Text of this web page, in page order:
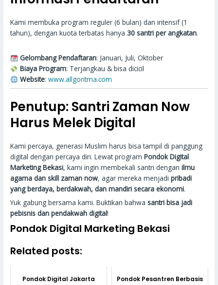
Kami membuka program reguler (6 bulan) dan intensif (1
tahun), dengan kuota terbatas hanya30 santri per angkatan.
Gelombang Pendaftaran: Januari, Juli, Oktober
Biaya Program: Terjangkau & bisa dicicil
Website: www.allgoritma.com
Penutup: Santri Zaman Now
Harus Melek Digital
Kami percaya, generasi Muslim harus bisa tampil di panggung
digital dengan percaya diri. Lewat programPondok Digital
Marketing Bekasi, kami ingin membekali santri denganilmu
agama dan skill zaman now, agar mereka menjadipribadi
yang berdaya, berdakwah, dan mandiri secara ekonomi.
Yuk gabung bersama kami. Buktikan bahwasantri bisa jadi
pebisnis dan pendakwah digital!
Pondok Digital Marketing Bekasi
Related posts:
Pondok Digital Jakarta
Pondok Pesantren Berbasis